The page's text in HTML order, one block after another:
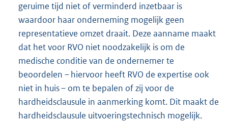
geruime tijd niet of verminderd inzetbaar is
waardoor haar onderneming mogelijk geen
representatieve omzet draait. Deze aanname maakt
dat het voor RVO niet noodzakelijk is om de
medische conditie van de ondernemer te
beoordelen – hiervoor heeft RVO de expertise ook
niet in huis – om te bepalen of zij voor de
hardheidsclausule in aanmerking komt. Dit maakt de
hardheidsclausule uitvoeringstechnisch mogelijk.